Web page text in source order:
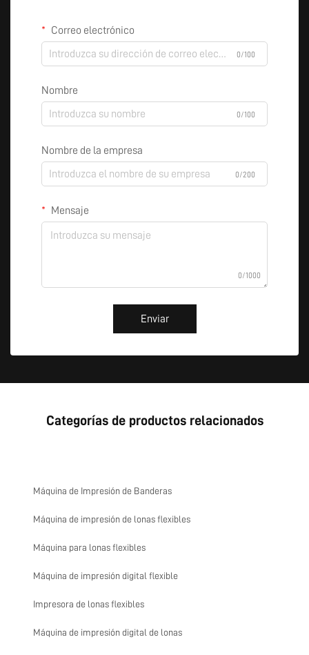
Correo electrónico
0/100
Nombre
0/100
Nombre de la empresa
0/200
Mensaje
0/1000
Enviar
Categorías de productos relacionados
Máquina de Impresión de Banderas
Máquina de impresión de lonas flexibles
Máquina para lonas flexibles
Máquina de impresión digital flexible
Impresora de lonas flexibles
Máquina de impresión digital de lonas